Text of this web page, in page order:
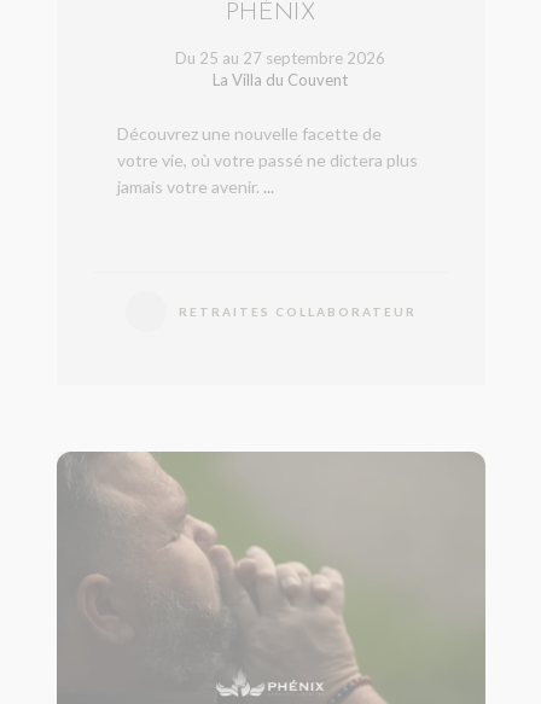
PHÉNIX
Du 25 au 27 septembre 2026
La Villa du Couvent
Découvrez une nouvelle facette de
votre vie, où votre passé ne dictera plus
jamais votre avenir. ...
RETRAITES COLLABORATEUR